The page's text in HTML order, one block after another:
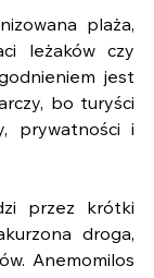
plaża,
leżaków czy
jest
bo turyści
prywatności i
przez krótki
droga,
Anemomilos